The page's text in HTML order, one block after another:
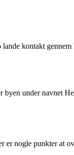
kontakt
under navnet
er nogle punkter at